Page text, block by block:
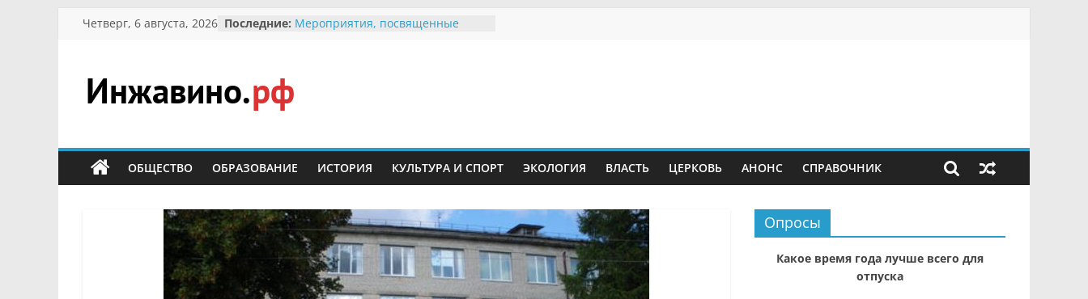
Перейти
Четверг, 6 августа, 2026 Последние: Мероприятия, посвященные
Безопасность в сети Интернет
Ученики приняли участие в
мероприятии «Сохраним
В вольере Воронинского
заповедника родились крапчатые
суслики
Инжавино.рф
сельский
портал
ОБЩЕСТВО ОБРАЗОВАНИЕ ИСТОРИЯ КУЛЬТУРА И СПОРТ ЭКОЛОГИЯ ВЛАСТЬ ЦЕРКОВЬ АНОНС СПРАВОЧНИК
Опросы
Какое время года лучше всего для
отпуска